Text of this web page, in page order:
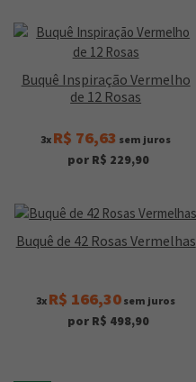
Buquê Inspiração Vermelho
de 12 Rosas
3x R$ 76,63 sem juros
por R$ 229,90
Buquê de 42 Rosas Vermelhas
3x R$ 166,30 sem juros
por R$ 498,90